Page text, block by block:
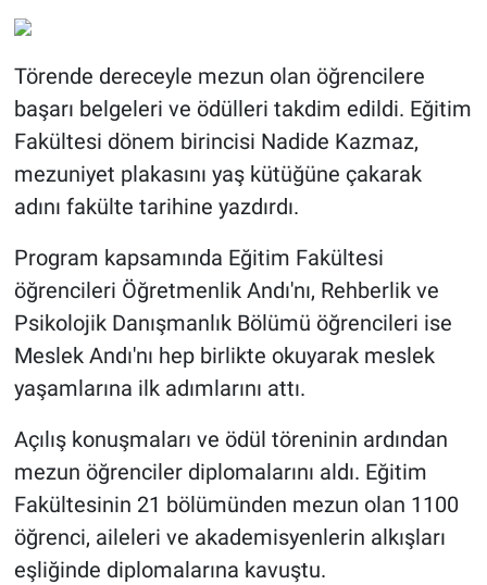
Törende dereceyle mezun olan öğrencilere
başarı belgeleri ve ödülleri takdim edildi. Eğitim
Fakültesi dönem birincisi Nadide Kazmaz,
mezuniyet plakasını yaş kütüğüne çakarak
adını fakülte tarihine yazdırdı.
Program kapsamında Eğitim Fakültesi
öğrencileri Öğretmenlik Andı'nı, Rehberlik ve
Psikolojik Danışmanlık Bölümü öğrencileri ise
Meslek Andı'nı hep birlikte okuyarak meslek
yaşamlarına ilk adımlarını attı.
Açılış konuşmaları ve ödül töreninin ardından
mezun öğrenciler diplomalarını aldı. Eğitim
Fakültesinin 21 bölümünden mezun olan 1100
öğrenci, aileleri ve akademisyenlerin alkışları
eşliğinde diplomalarına kavuştu.